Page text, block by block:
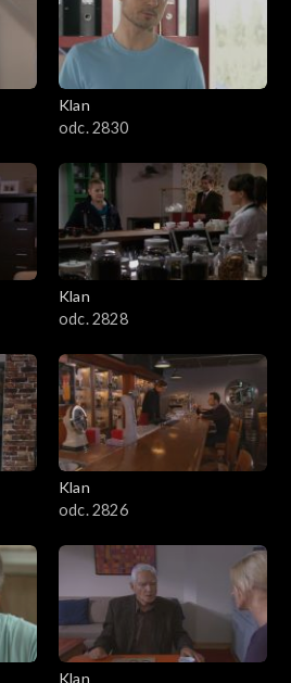
Klan
odc. 2830
Klan
odc. 2828
Klan
odc. 2826
Klan